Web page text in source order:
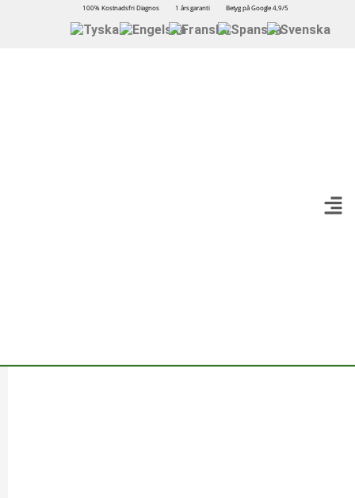
100% Kostnadsfri Diagnos 1 års garanti Betyg på Google 4,9/5